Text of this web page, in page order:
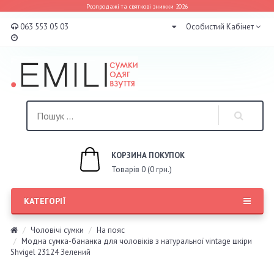
Розпродажі та святкові знижки 2026
063 553 05 03 Особистий Кабінет
КОРЗИНА ПОКУПОК
Товарів 0 (0 грн.)
КАТЕГОРІЇ
Чоловічі сумки
На пояс
Модна сумка-бананка для чоловіків з натуральної vintage шкіри
Shvigel 23124 Зелений